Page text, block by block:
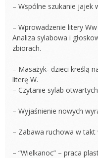
– Wspólne szukanie jajek
– Wprowadzenie litery
Analiza sylabowa i
zbiorach.
– Masażyk- dzieci kreślą
literę W.
– Czytanie sylab
– Wyjaśnienie nowych
– Zabawa ruchowa w takt
– “Wielkanoc” – praca